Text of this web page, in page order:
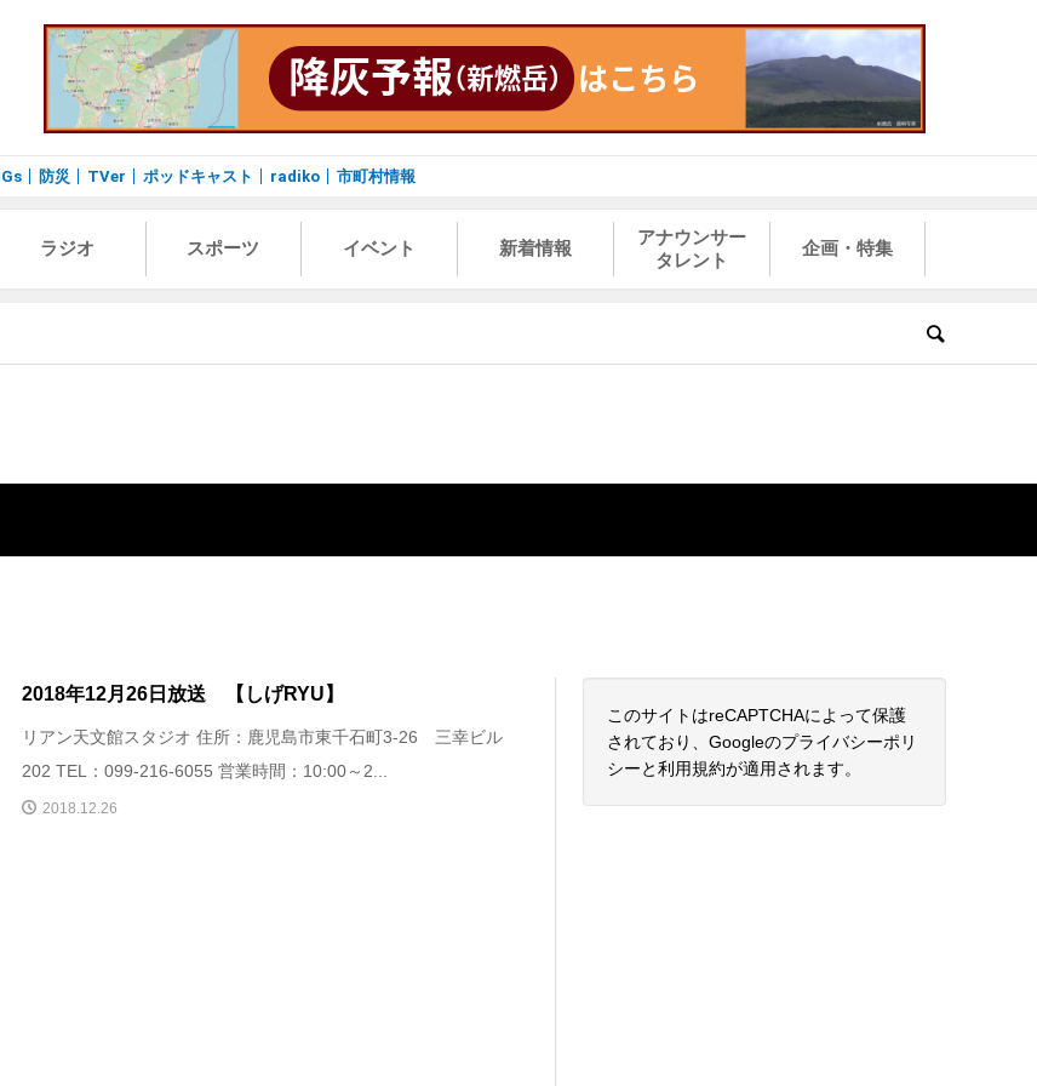
防災 TVer ポッドキャスト radiko 市町村情報
ラジオ スポーツ イベント 新着情報
アナウンサー
タレント
企画・特集
2018年12月26日放送 【しげRYU】
リアン天文館スタジオ 住所：鹿児島市東千石町3-26 三幸ビル
202 TEL：099-216-6055 営業時間：10:00～2...
2018.12.26
このサイトはreCAPTCHAによって保護
されており、Googleのプライバシーポリ
シーと利用規約が適用されます。